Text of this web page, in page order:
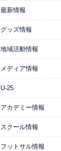
最新情報
グッズ情報
地域活動情報
メディア情報
U-25
アカデミー情報
スクール情報
フットサル情報